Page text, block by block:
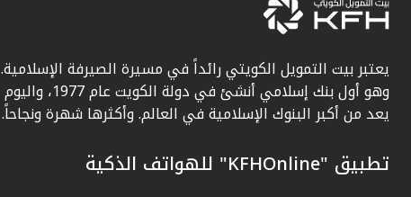
يعتبر بيت التمويل الكويتي رائداً في مسيرة الصيرفة الإسلامية.
وهو أول بنك إسلامي أنشئ في دولة الكويت عام 1977، واليوم
يعد من أكبر البنوك الإسلامية في العالم. وأكثرها شهرة ونجاحاً.
تطبيق "KFHOnline" للهواتف الذكية